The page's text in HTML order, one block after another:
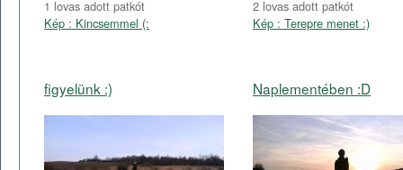
1 lovas adott patkót
Kép : Kincsemmel (:
2 lovas adott patkót
Kép : Terepre menet :)
figyelünk :) Naplementében :D